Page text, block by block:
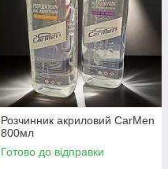
Розчинник акриловий CarMen
800мл
Готово до відправки